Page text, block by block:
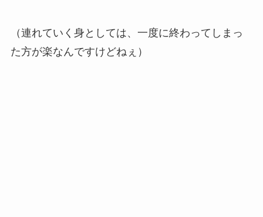
（連れていく身としては、一度に終わってしまっ
た方が楽なんですけどねぇ）